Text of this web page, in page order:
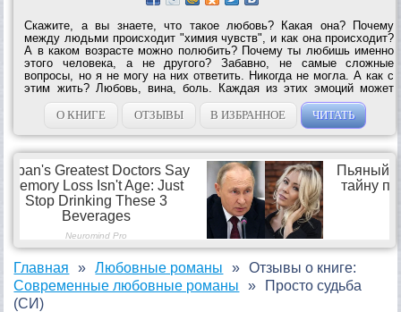
Скажите, а вы знаете, что такое любовь? Какая она? Почему
между людьми происходит "химия чувств", и как она происходит?
А в каком возрасте можно полюбить? Почему ты любишь именно
этого человека, а не другого? Забавно, не самые сложные
вопросы, но я не могу на них ответить. Никогда не могла. А как с
этим жить? Любовь, вина, боль. Каждая из этих эмоций может
сжечь тебя, а вместе…она непобедимы. Сможешь ли ты жить с
ними? И сможешь ли ты...
О КНИГЕ ОТЗЫВЫ В ИЗБРАННОЕ ЧИТАТЬ
Главная
Любовные романы
Современные любовные романы
Отзывы о книге:
Просто судьба
(СИ)